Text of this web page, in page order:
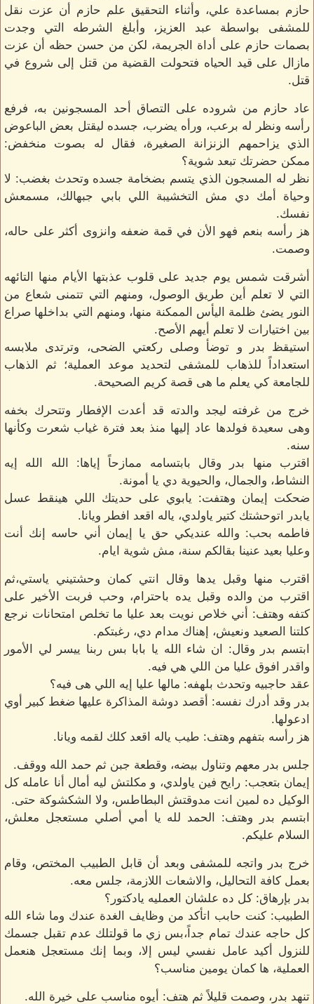
حازم بمساعدة علي، وأثناء التحقيق علم حازم أن عزت نقل
للمشفى بواسطة عبد العزيز، وأبلغ الشرطه التي وجدت
بصمات حازم على أداة الجريمة، لكن من حسن حظه أن عزت
مازال على قيد الحياه فتحولت القضية من قتل إلى شروع في
قتل.
عاد حازم من شروده على التصاق أحد المسجونين به، فرفع
رأسه ونظر له برعب، ورأه يضرب، جسده ليقتل بعض الباعوض
الذي يزاحمهم الزنزانة الصغيرة، فقال له بصوت منخفض:
ممكن حضرتك تبعد شوية؟
نظر له المسجون الذي يتسم بضخامة جسده وتحدث بغضب: لا
وحياة أمك دي مش التخشيبة اللي بابي جبهالك، مسمعش
نفسك.
هز رأسه بنعم فهو الأن في قمة ضعفه وانزوى أكثر على حاله،
وصمت.
أشرقت شمس يوم جديد على قلوب عذبتها الأيام منها التائهه
التي لا تعلم أين طريق الوصول، ومنهم التي تتمنى شعاع من
النور يضئ ظلمة اليأس الممكنة منها، ومنهم التي بداخلها صراع
بين اختيارات لا تعلم أيهم الأصح.
استيقظ بدر و توضأ وصلى ركعتي الضحى، وترتدى ملابسه
استعداداً للذهاب للمشفى لتحديد موعد العملية؛ ثم الذهاب
للجامعة كي يعلم ما هى قصة كريم الصحيحة.
خرج من غرفته ليجد والدته قد أعدت الإفطار وتتحرك بخفه
وهى سعيدة فولدها عاد إليها منذ بعد فترة غياب شعرت وكأنها
سنه.
اقترب منها بدر وقال بابتسامه ممازحاً إياها: الله الله إيه
النشاط، والجمال، والحيوية دي يا أمونة.
ضحكت إيمان وهتفت: يابوي على حديتك اللي هينقط عسل
يابدر اتوحشتك كتير ياولدي، ياله اقعد افطر ويانا.
فاطمه بحب: والله عنديكي حق يا إيمان أني حاسه إنك أنت
وعليا بعيد عنينا بقالكم سنة، مش شوية ايام.
اقترب منها وقبل يدها وقال انتي كمان وحشتيني ياستي،ثم
اقترب من والده وقبل يده باحترام، وحب فربت الأخير على
كتفه وهتف: أني خلاص نويت بعد عليا ما تخلص امتحانات نرجع
كلتنا الصعيد ونعيش، إهناك مدام دي، رغبتكم.
ابتسم بدر وقال: ان شاء الله يا بابا بس ربنا ييسر لي الأمور
واقدر افوق عليا من اللي هي فيه.
عقد حاجبيه وتحدث بلهفه: مالها عليا إيه اللي هى فيه؟
بدر وقد أدرك نفسه: أقصد دوشة المذاكرة عليها ضغط كبير أوي
ادعولها.
هز رأسه بتفهم وهتف: طيب ياله اقعد كلك لقمه ويانا.
جلس بدر معهم وتناول بيضه، وقطعة جبن ثم حمد الله ووقف.
إيمان بتعجب: رايح فين ياولدي، و مكلتش ليه أمال أنا عامله كل
الوكيل ده لمين انت مدوقتش البطاطس، ولا الشكشوكة حتى.
ابتسم بدر وهتف: الحمد لله يا أمي أصلي مستعجل معلش،
السلام عليكم.
خرج بدر واتجه للمشفى وبعد أن قابل الطبيب المختص، وقام
بعمل كافة التحاليل، والاشعات اللازمة، جلس معه.
بدر بإرهاق: كل ده علشان العمليه يادكتور؟
الطبيب: كنت حابب اتأكد من وظايف الغدة عندك وما شاء الله
كل حاجه عندك تمام جداً،بس زي ما قولتلك عدم تقبل جسمك
للنزول أكيد عامل نفسي ليس إلا، وبما إنك مستعجل هنعمل
العملية، ها كمان يومين مناسب؟
تنهد بدر، وصمت قليلاً ثم هتف: أيوه مناسب على خيرة الله.